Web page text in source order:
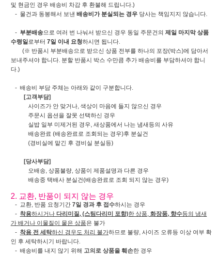
및 현금인 경우 배송비 차감 후 환불해 드립니다.)
- 물건과 동봉해서 보낸 배송비가 분실되는 경우 당사는 책임지지 않습니다.
- 부분배송으로 여러 번 나눠서 받으신 경우 동일 주문건의 제일 마지막 상품
수령일로부터 7일 이내 요청하시면 됩니다.
(※ 반품시 부분배송으로 받으신 상품 전부를 하나의 포장(박스)에 담아서
보내주셔야 합니다. 분할 반품시 박스 수만큼 추가 배송비를 부담하셔야 합니
다.)
- 배송비 부담 주체는 아래와 같이 구분합니다.
[고객부담]
사이즈가 안 맞거나, 색상이 마음에 들지 않으신 경우
주문시 옵션을 잘못 선택하신 경우
실밥 일부 미제거된 경우, 새상품에서 나는 냄새등의 사유
배송완료 (배송완료로 조회되는 경우)후 분실건
(경비실에 맡긴 후 경비실 분실등)
[당사부담]
오배송, 상품불량, 상품이 제품설명과 다른 경우
배송중 택배사 분실건(배송완료로 조회 되지 않는 경우)
2. 교환, 반품이 되지 않는 경우
- 교환, 반품 요청기간 7일 경과 후 접수하시는 경우
- 착용하시거나 다리미질, (스팀다리미 포함)한 상품, 화장품, 향수등의 냄새
가 배거나 이물질이 뭍은 상품은 불가
- 착용 전 세탁하신 경우도 처리 불가하므로 불량, 사이즈 오류등 이상 여부 확
인 후 세탁하시기 바랍니다.
- 배송비를 내지 않기 위해 고의로 상품을 훼손한 경우